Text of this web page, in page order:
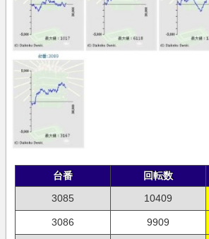
台番 回転数
3085
10409
3086 9909